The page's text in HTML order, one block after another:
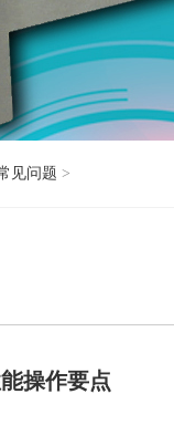
见问题 >
操作要点